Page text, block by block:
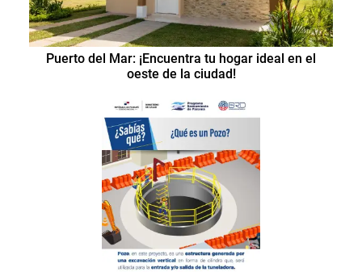
Puerto del Mar: ¡Encuentra tu hogar ideal en el
oeste de la ciudad!